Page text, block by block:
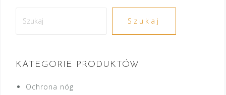
Szukaj
KATEGORIE PRODUKTÓW
Ochrona nóg